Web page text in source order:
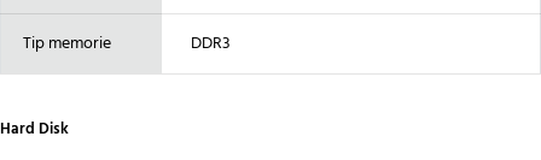
Tip memorie DDR3
Hard Disk